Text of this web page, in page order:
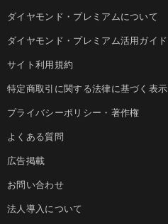
ダイヤモンド・プレミアムについて
ダイヤモンド・プレミアム活用ガイド
サイト利用規約
特定商取引に関する法律に基づく表示
プライバシーポリシー・著作権
よくある質問
広告掲載
お問い合わせ
法人導入について